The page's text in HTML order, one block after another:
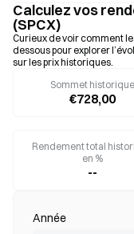
Calculez vos
(SPCX)
Curieux de voir comment
dessous pour explorer
sur les prix historiques.
Sommet historique
€728,00
Rendement total
en %
--
Année